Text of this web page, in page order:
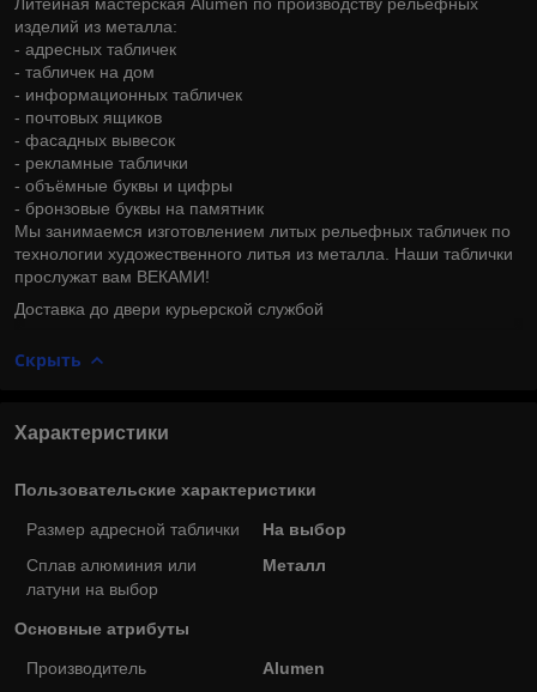
изделий из металла:
- адресных табличек
- табличек на дом
- информационных табличек
- почтовых ящиков
- фасадных вывесок
- рекламные таблички
- объёмные буквы и цифры
- бронзовые буквы на памятник
Мы занимаемся изготовлением литых рельефных табличек по
технологии художественного литья из металла. Наши таблички
прослужат вам ВЕКАМИ!
Доставка до двери курьерской службой
Скрыть
Характеристики
Пользовательские характеристики
Размер адресной таблички
На выбор
Сплав алюминия или
латуни на выбор
Металл
Основные атрибуты
Производитель
Alumen